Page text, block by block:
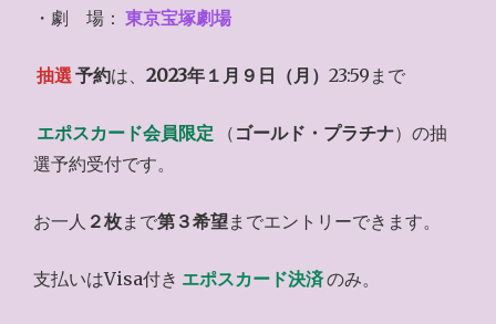
・劇 場： 東京宝塚劇場
抽選予約は、2023年１ 月９日（月）23:59まで
エポスカード会員限定 （ ゴールド・プラチナ）の抽
選予約受付です。
お一人 ２枚まで第３希望までエントリーできます。
支払いはVisa付き エポスカード決済のみ。